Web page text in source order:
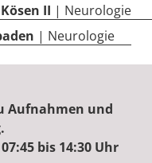
II | Neurologie
| Neurologie
Aufnahmen und
bis 14:30 Uhr